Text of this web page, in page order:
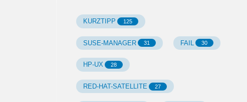
KURZTIPP 125
SUSE-MANAGER 31 FAIL 30
HP-UX 28
RED-HAT-SATELLITE 27